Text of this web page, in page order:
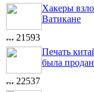
Хакеры
Ватикане
21593
Печать
была
22537